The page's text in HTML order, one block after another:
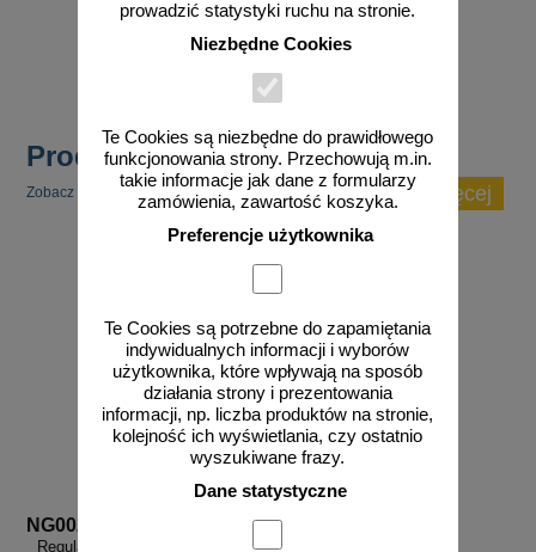
prowadzić statystyki ruchu na stronie.
Niezbędne Cookies
Te Cookies są niezbędne do prawidłowego
funkcjonowania strony. Przechowują m.in.
takie informacje jak dane z formularzy
zamówienia, zawartość koszyka.
Preferencje użytkownika
Te Cookies są potrzebne do zapamiętania
indywidualnych informacji i wyborów
użytkownika, które wpływają na sposób
działania strony i prezentowania
informacji, np. liczba produktów na stronie,
kolejność ich wyświetlania, czy ostatnio
wyszukiwane frazy.
Dane statystyczne
22,57 zł netto
do koszyka
Produkty popularne
Zobacz inne popularne produkty w tej kategorii. zobacz więcej
NG002
Regulamin korzystania z boiska